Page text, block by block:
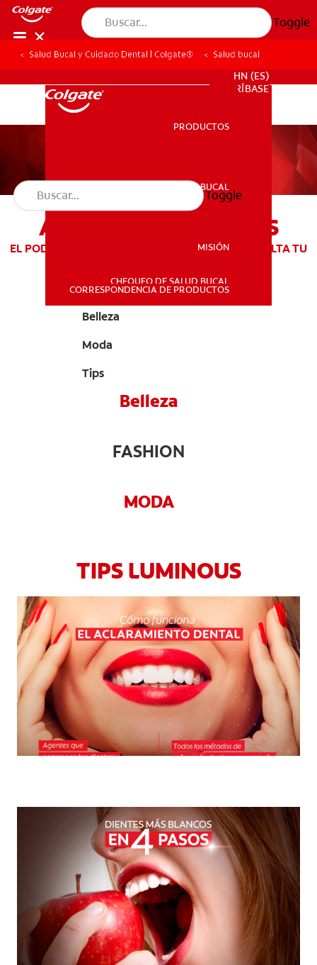
Toggle
SALUD BUCAL
HN (ES)
SUSCRÍBASE
PRODUCTOS
SALUD BUCAL
MISIÓN
CHEQUEO DE SALUD BUCAL
CORRESPONDENCIA DE PRODUCTOS
Toggle
Salud Bucal y Cuidado Dental | Colgate® Salud bucal
ARTÍCULOS LUMINOUS
EL PODER DE TU SONRISA TE HACE ÚNICA Y RESALTA TU
Belleza
Moda
Tips
Belleza
FASHION
MODA
TIPS LUMINOUS